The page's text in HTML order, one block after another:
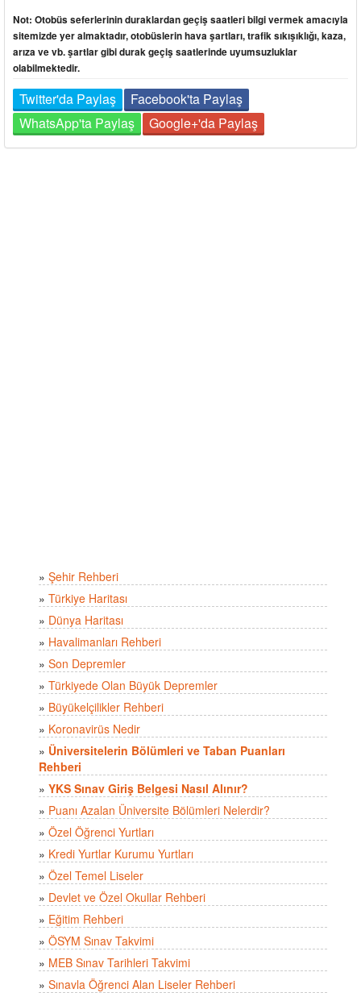
Not: Otobüs seferlerinin duraklardan geçiş saatleri bilgi vermek amacıyla
sitemizde yer almaktadır, otobüslerin hava şartları, trafik sıkışıklığı, kaza,
arıza ve vb. şartlar gibi durak geçiş saatlerinde uyumsuzluklar
olabilmektedir.
Twitter'da Paylaş
Facebook'ta Paylaş
WhatsApp'ta Paylaş
Google+'da Paylaş
» Şehir Rehberi
» Türkiye Haritası
» Dünya Haritası
» Havalimanları Rehberi
» Son Depremler
» Türkiyede Olan Büyük Depremler
» Büyükelçilikler Rehberi
» Koronavirüs Nedir
» Üniversitelerin Bölümleri ve Taban Puanları
Rehberi
» YKS Sınav Giriş Belgesi Nasıl Alınır?
» Puanı Azalan Üniversite Bölümleri Nelerdir?
» Özel Öğrenci Yurtları
» Kredi Yurtlar Kurumu Yurtları
» Özel Temel Liseler
» Devlet ve Özel Okullar Rehberi
» Eğitim Rehberi
» ÖSYM Sınav Takvimi
» MEB Sınav Tarihleri Takvimi
» Sınavla Öğrenci Alan Liseler Rehberi